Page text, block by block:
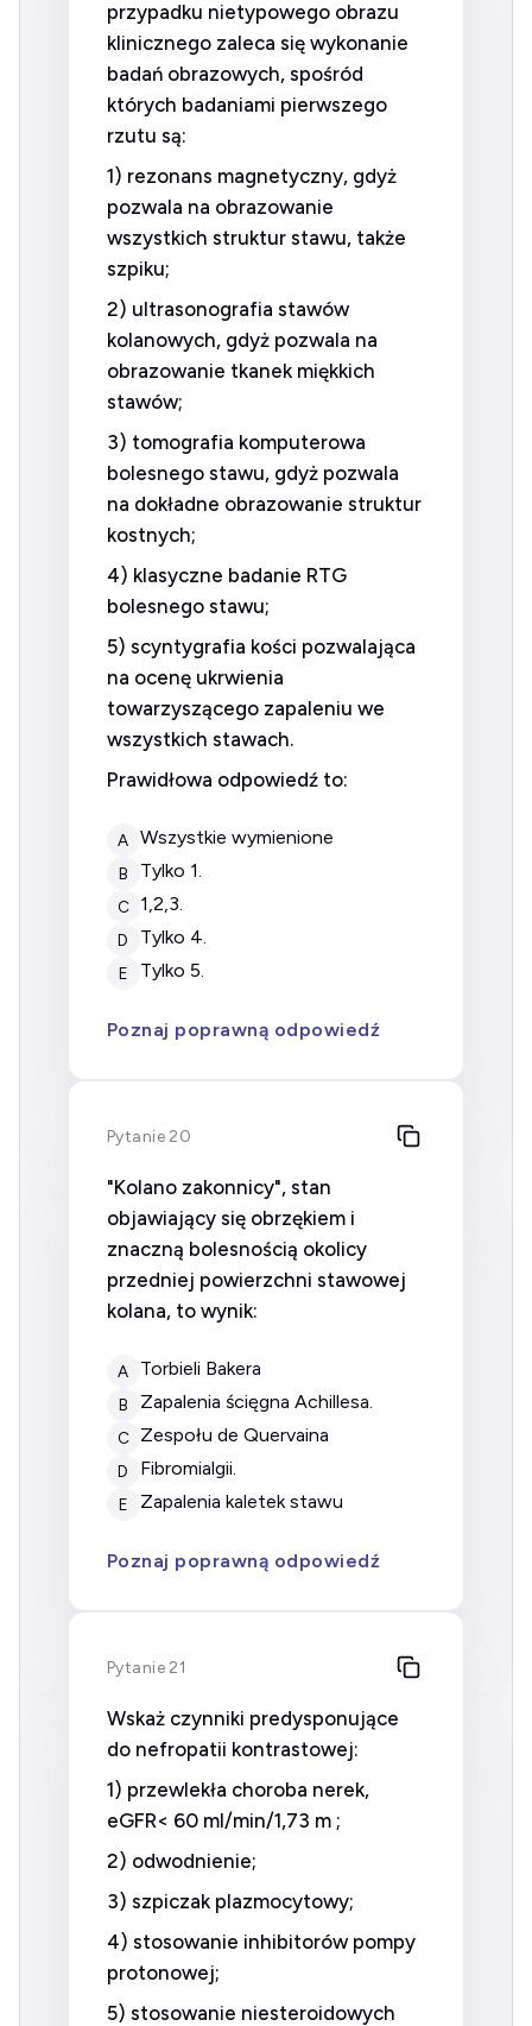
przypadku nietypowego obrazu
klinicznego zaleca się wykonanie
badań obrazowych, spośród
których badaniami pierwszego
rzutu są:
1) rezonans magnetyczny, gdyż
pozwala na obrazowanie
wszystkich struktur stawu, także
szpiku;
2) ultrasonografia stawów
kolanowych, gdyż pozwala na
obrazowanie tkanek miękkich
stawów;
3) tomografia komputerowa
bolesnego stawu, gdyż pozwala
na dokładne obrazowanie struktur
kostnych;
4) klasyczne badanie RTG
bolesnego stawu;
5) scyntygrafia kości pozwalająca
na ocenę ukrwienia
towarzyszącego zapaleniu we
wszystkich stawach.
Prawidłowa odpowiedź to:
A wszystkie wymienione
B tylko 1.
C 1,2,3.
D tylko 4.
E tylko 5.
Poznaj poprawną odpowiedź
Pytanie 20
"Kolano zakonnicy", stan
objawiający się obrzękiem i
znaczną bolesnością okolicy
przedniej powierzchni stawowej
kolana, to wynik:
A torbieli Bakera
B zapalenia ścięgna Achillesa.
C zespołu de Quervaina
D fibromialgii.
E zapalenia kaletek stawu
Poznaj poprawną odpowiedź
Pytanie 21
Wskaż czynniki predysponujące
do nefropatii kontrastowej:
1) przewlekła choroba nerek,
eGFR< 60 ml/min/1,73 m ;
2) odwodnienie;
3) szpiczak plazmocytowy;
4) stosowanie inhibitorów pompy
protonowej;
5) stosowanie niesteroidowych